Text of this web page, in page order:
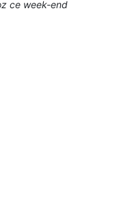
ce week-end